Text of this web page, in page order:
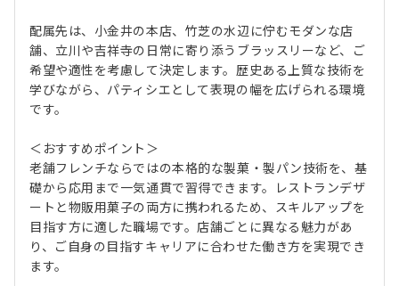
配属先は、小金井の本店、竹芝の水辺に佇むモダンな店
舗、立川や吉祥寺の日常に寄り添うブラッスリーなど、ご
希望や適性を考慮して決定します。歴史ある上質な技術を
学びながら、パティシエとして表現の幅を広げられる環境
です。
＜おすすめポイント＞
老舗フレンチならではの本格的な製菓・製パン技術を、基
礎から応用まで一気通貫で習得できます。レストランデザ
ートと物販用菓子の両方に携われるため、スキルアップを
目指す方に適した職場です。店舗ごとに異なる魅力があ
り、ご自身の目指すキャリアに合わせた働き方を実現でき
ます。